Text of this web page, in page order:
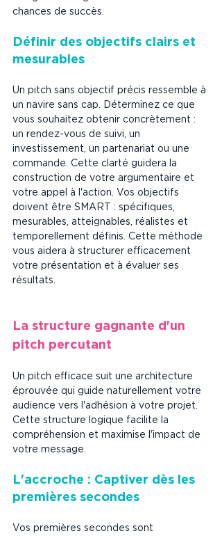
chances de succès.
Définir des objectifs clairs et
mesurables
Un pitch sans objectif précis ressemble à
un navire sans cap. Déterminez ce que
vous souhaitez obtenir concrètement :
un rendez-vous de suivi, un
investissement, un partenariat ou une
commande. Cette clarté guidera la
construction de votre argumentaire et
votre appel à l'action. Vos objectifs
doivent être SMART : spécifiques,
mesurables, atteignables, réalistes et
temporellement définis. Cette méthode
vous aidera à structurer efficacement
votre présentation et à évaluer ses
résultats.
La structure gagnante d'un
pitch percutant
Un pitch efficace suit une architecture
éprouvée qui guide naturellement votre
audience vers l'adhésion à votre projet.
Cette structure logique facilite la
compréhension et maximise l'impact de
votre message.
L'accroche : Captiver dès les
premières secondes
Vos premières secondes sont